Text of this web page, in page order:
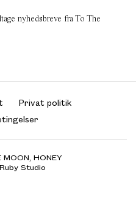
nyhedsbreve fra To The
Privat politik
HONEY
Studio